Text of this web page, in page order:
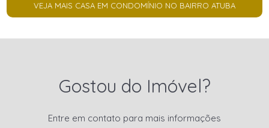
VEJA MAIS CASA EM CONDOMÍNIO NO BAIRRO ATUBA
Gostou do Imóvel?
Entre em contato para mais informações